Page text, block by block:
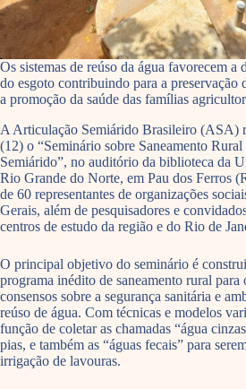
Os sistemas de reúso da água favorecem a
do esgoto contribuindo para a preservação
a promoção da saúde das famílias
A Articulação Semiárido Brasileiro (ASA)
(12) o “Seminário sobre Saneamento
Semiárido”, no auditório da biblioteca da
Rio Grande do Norte, em Pau dos Ferros
de 60 representantes de organizações
Gerais, além de pesquisadores e
centros de estudo da região e do Rio de
O principal objetivo do seminário é
programa inédito de saneamento rural
consensos sobre a segurança sanitária e
reúso de água. Com técnicas e modelos
função de coletar as chamadas “água
pias, e também as “águas fecais” para
irrigação de lavouras.